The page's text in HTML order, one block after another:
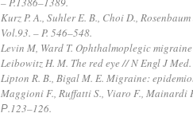
Kurz P. A., Suhler E. B., Choi D.,
Vol.93. – P. 546–548.
Levin M, Ward T. Ophthalmoplegic
Leibowitz H. M. The red eye // N Engl J
Lipton R. B., Bigal M. E. Migraine:
Maggioni F., Ruffatti S., Viaro F., Mainardi
Р.123–126.